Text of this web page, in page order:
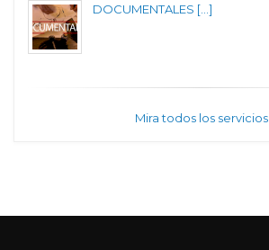
DOCUMENTALES [...]
Mira todos los servicios